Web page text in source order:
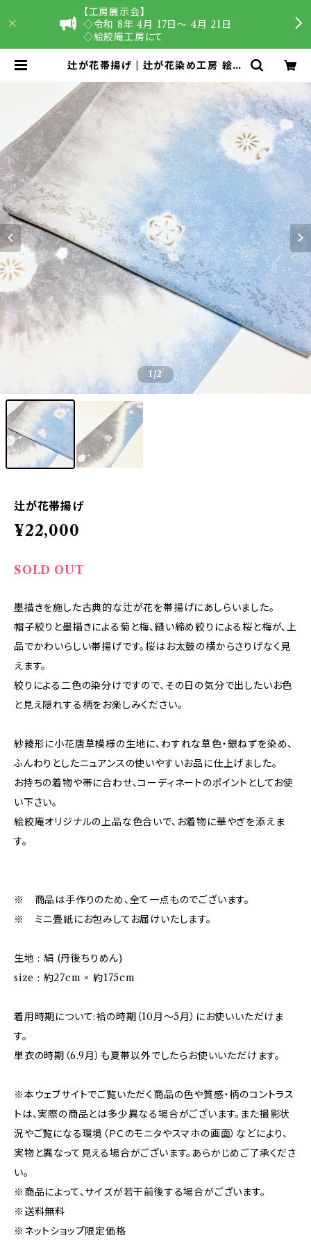
【工房展示会】
◇令和 8年 4月 17日〜 4月 21日
◇絵絞庵工房にて
辻が花帯揚げ | 辻が花染め工房 絵絞
1/2
辻が花帯揚げ
¥22,000
SOLD OUT
墨描きを施した古典的な辻が花を帯揚げにあしらいました。
帽子絞りと墨描きによる菊と梅、縫い締め絞りによる桜と梅が、上
品でかわいらしい帯揚げです。桜はお太鼓の横からさりげなく見
えます。
絞りによる二色の染分けですので、その日の気分で出したいお色
と見え隠れする柄をお楽しみください。
紗綾形に小花唐草模様の生地に、わすれな草色・銀ねずを染め、
ふんわりとしたニュアンスの使いやすいお品に仕上げました。
お持ちの着物や帯に合わせ、コーディネートのポイントとしてお使
い下さい。
絵絞庵オリジナルの上品な色合いで、お着物に華やぎを添えま
す。
※ 商品は手作りのため、全て一点ものでございます。
※ ミニ畳紙にお包みしてお届けいたします。
生地 : 絹 (丹後ちりめん)
size : 約27cm × 約175cm
着用時期について:袷の時期（10月〜5月）にお使いいただけま
す。
単衣の時期（6.9月）も夏帯以外でしたらお使いいただけます。
※本ウェブサイトでご覧いただく商品の色や質感・柄のコントラス
トは、実際の商品とは多少異なる場合がございます。また撮影状
況やご覧になる環境（ＰＣのモニタやスマホの画面）などにより、
実物と異なって見える場合がございます。あらかじめご了承くださ
い。
※商品によって、サイズが若干前後する場合がございます。
※送料無料
※ネットショップ限定価格